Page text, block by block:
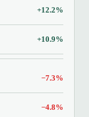
+12.2%
+10.9%
−7.3%
−4.8%